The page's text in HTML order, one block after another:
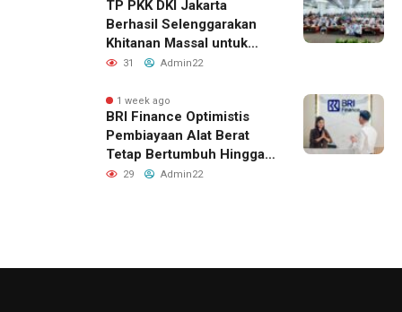
TP PKK DKI Jakarta
Berhasil Selenggarakan
Khitanan Massal untuk
Lebih dari 2.000 Anak:
Raih Penghargaan MURI
31 Admin22
1 week ago
BRI Finance Optimistis
Pembiayaan Alat Berat
Tetap Bertumbuh Hingga
Akhir 2026
29 Admin22